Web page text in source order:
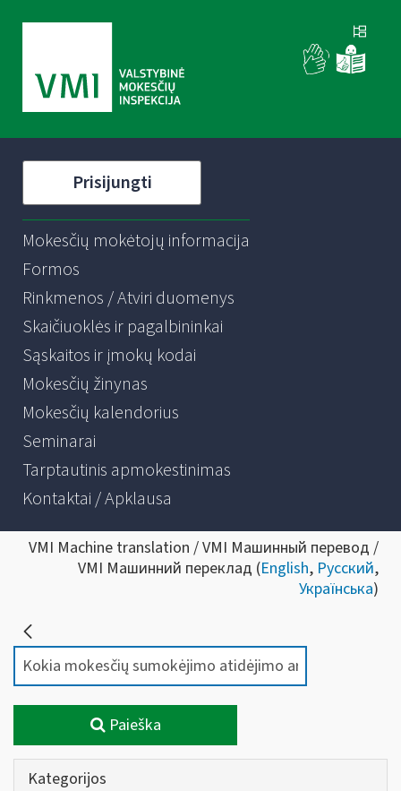
Prisijungti
Mokesčių mokėtojų informacija
Formos
Rinkmenos / Atviri duomenys
Skaičiuoklės ir pagalbininkai
Sąskaitos ir įmokų kodai
Mokesčių žinynas
Mokesčių kalendorius
Seminarai
Tarptautinis apmokestinimas
Kontaktai / Apklausa
VMI Machine translation / VMI Машинный перевод /
VMI Машинний переклад (English, Русский,
Українська)
Paieška
Kategorijos